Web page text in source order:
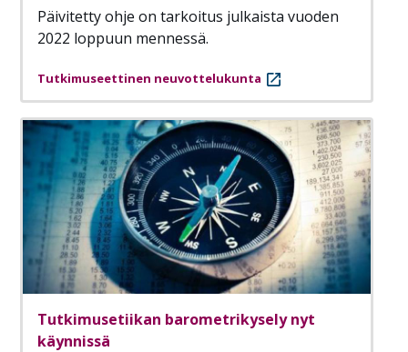
Päivitetty ohje on tarkoitus julkaista vuoden
2022 loppuun mennessä.
Tutkimuseettinen neuvottelukunta
Tutkimusetiikan barometrikysely nyt
käynnissä